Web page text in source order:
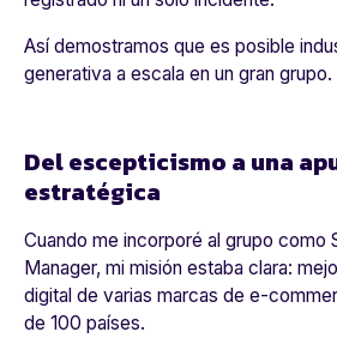
Así demostramos que es posible
generativa a escala en un gran grupo.
Del escepticismo a una
estratégica
Cuando me incorporé al grupo como
Manager, mi misión estaba clara:
digital de varias marcas de e-
de 100 países.